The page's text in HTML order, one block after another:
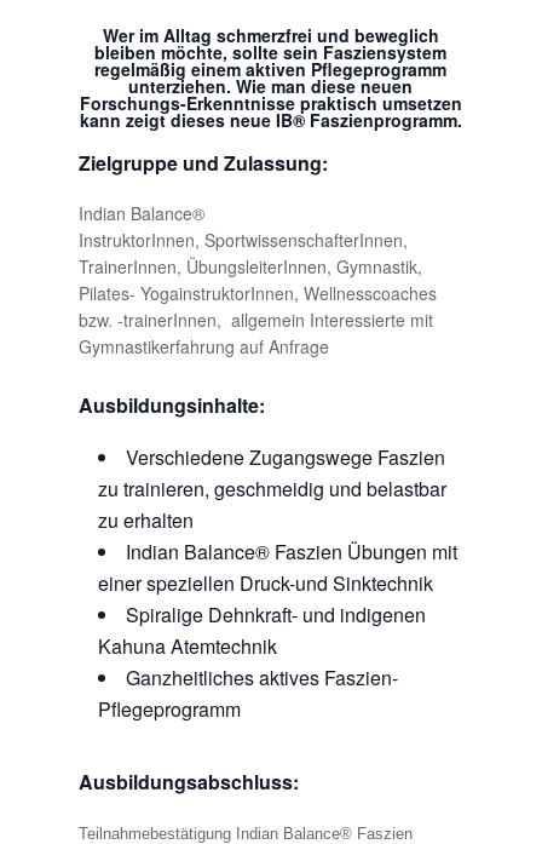
Wer im Alltag schmerzfrei und beweglich
bleiben möchte, sollte sein Fasziensystem
regelmäßig einem aktiven Pflegeprogramm
unterziehen. Wie man diese neuen
Forschungs-Erkenntnisse praktisch umsetzen
kann zeigt dieses neue IB® Faszienprogramm.
Zielgruppe und Zulassung:
Indian Balance®
InstruktorInnen, SportwissenschafterInnen,
TrainerInnen, ÜbungsleiterInnen, Gymnastik,
Pilates- YogainstruktorInnen, Wellnesscoaches
bzw. -trainerInnen, allgemein Interessierte mit
Gymnastikerfahrung auf Anfrage
Ausbildungsinhalte:
Verschiedene Zugangswege Faszien
zu trainieren, geschmeidig und belastbar
zu erhalten
Indian Balance® Faszien Übungen mit
einer speziellen Druck-und Sinktechnik
Spiralige Dehnkraft- und indigenen
Kahuna Atemtechnik
Ganzheitliches aktives Faszien-
Pflegeprogramm
Ausbildungsabschluss:
Teilnahmebestätigung Indian Balance® Faszien